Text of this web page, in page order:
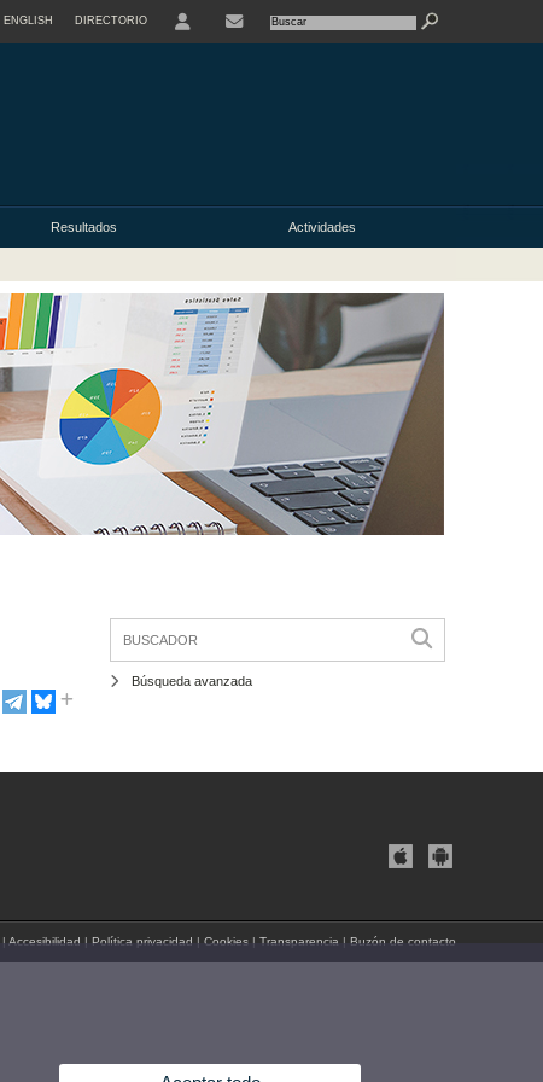
ENGLISH DIRECTORIO
Resultados Actividades
Búsqueda avanzada
| Accesibilidad | Política privacidad | Cookies | Transparencia | Buzón de contacto